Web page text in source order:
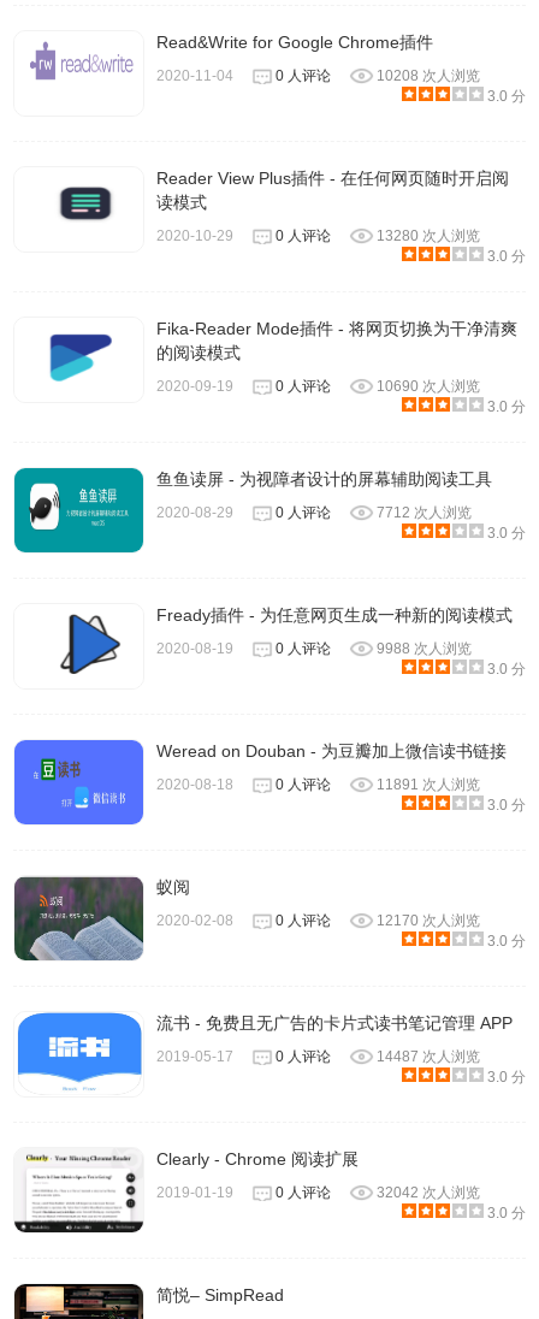
Read&Write for Google Chrome插件
2020-11-04 0 人评论
10208 次人浏览
3.0 分
Reader View Plus插件 - 在任何网页随时开启阅
读模式
2020-10-29 0 人评论
13280 次人浏览
3.0 分
Fika-Reader Mode插件 - 将网页切换为干净清爽
的阅读模式
2020-09-19 0 人评论
10690 次人浏览
3.0 分
鱼鱼读屏 - 为视障者设计的屏幕辅助阅读工具
2020-08-29 0 人评论
7712 次人浏览
3.0 分
Fready插件 - 为任意网页生成一种新的阅读模式
2020-08-19 0 人评论
9988 次人浏览
3.0 分
Weread on Douban - 为豆瓣加上微信读书链接
2020-08-18 0 人评论
11891 次人浏览
3.0 分
蚁阅
2020-02-08 0 人评论
12170 次人浏览
3.0 分
流书 - 免费且无广告的卡片式读书笔记管理 APP
2019-05-17 0 人评论
14487 次人浏览
3.0 分
Clearly - Chrome 阅读扩展
2019-01-19 0 人评论
32042 次人浏览
3.0 分
简悦– SimpRead